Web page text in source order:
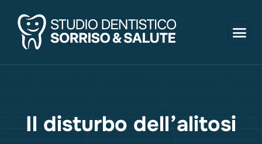
Il disturbo dell’alitosi